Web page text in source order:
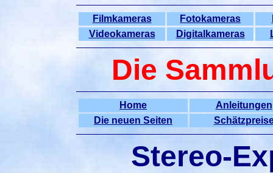
Filmkameras Fotokameras
Videokameras
Digitalkameras
Die
Home
Anleitungen
Die neuen Seiten
Stereo-